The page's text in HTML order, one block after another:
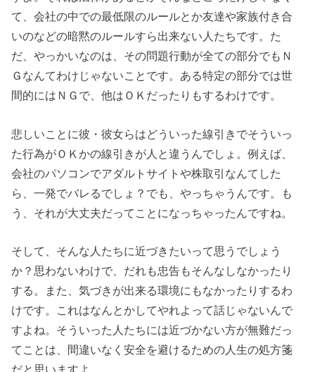
て、会社の中での最低限のルールとか友達や家族付き合
いのなどの暗黙のルールすら出来ない人たちです。た
だ、やっかいなのは、その問題行動が全ての部分でもＮ
Ｇなんてわけじゃないことです。ある特定の部分では世
間的にはＮＧで、他はＯＫだったりもするわけです。
悲しいことに彼・彼女らはどういった線引きでそういっ
た行為がＯＫかの線引きが人と違うんでしょ。例えば、
会社のパソコンでアダルトサイトや株取引なんてした
ら、一発でバレるでしょ？でも、やっちゃうんです。も
う、それが大丈夫だってことになっちゃったんですね。
そして、そんな人たちに近づきたいって思うでしょう
か？思わないわけで、だれも忠告もそんなしなかったり
する。また、気づきが出来る環境にもなかったりするわ
けです。これはなんとかしてやれよって話じゃないんで
すよね。そういった人たちには近づかない方が無難だっ
てことは、間違いなく安全を避けるための人生の処方箋
だと思いますよ。